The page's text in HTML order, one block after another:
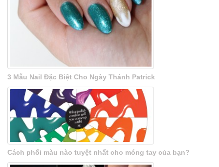
3 Mẫu Nail Đặc Biệt Cho Ngày Thánh Patrick
Cách phối màu nào tuyệt nhất cho móng tay của bạn?